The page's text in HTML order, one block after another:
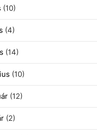
(10)
(4)
(14)
(10)
(12)
(2)